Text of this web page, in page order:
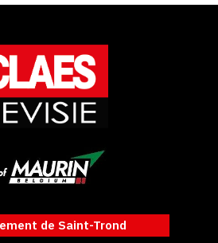
de Saint-Trond